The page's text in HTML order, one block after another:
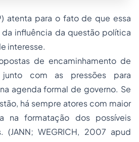
atenta para o fato de que essa
influência da questão política
interesse.
de encaminhamento de
junto com as pressões para
agenda formal de governo. Se
há sempre atores com maior
na formatação dos possíveis
(JANN; WEGRICH, 2007 apud